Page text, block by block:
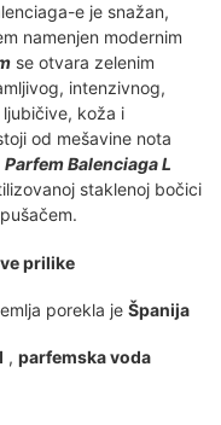
e je snažan,
namenjen modernim
se otvara zelenim
intenzivnog,
koža i
od mešavine nota
Parfem Balenciaga L
staklenoj bočici
prilike
porekla je Španija
, parfemska voda